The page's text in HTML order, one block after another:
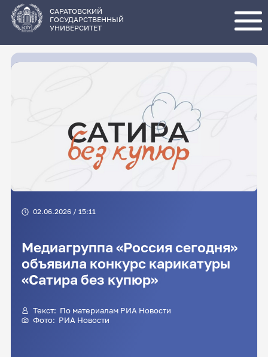
основному
содержанию
САРАТОВСКИЙ
ГОСУДАРСТВЕННЫЙ
УНИВЕРСИТЕТ
02.06.2026 / 15:11
Медиагруппа «Россия сегодня»
объявила конкурс карикатуры
«Сатира без купюр»
Текст: По материалам РИА Новости
Фото: РИА Новости